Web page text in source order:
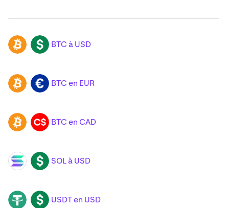
BTC USD BTC à USD
BTC EUR BTC en EUR
BTC CAD BTC en CAD
SOL USD SOL à USD
USDT USD USDT en USD